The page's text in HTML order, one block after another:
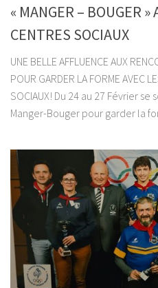
« MANGER – BOUGER »
CENTRES SOCIAUX
UNE BELLE AFFLUENCE AUX
POUR GARDER LA FORME AVEC
SOCIAUX! Du 24 au 27 Février
Manger-Bouger pour garder la